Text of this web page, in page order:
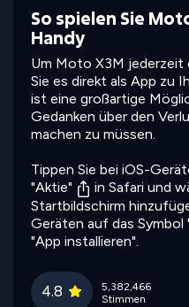
So spielen Sie
Handy
Um Moto X3M jederzeit
Sie es direkt als App zu
ist eine großartige
Gedanken über den
machen zu müssen.
Tippen Sie bei iOS-
"Aktie"
in Safari und
Startbildschirm
Geräten auf das Symbol
"App installieren".
4.8
5,382,466
Stimmen